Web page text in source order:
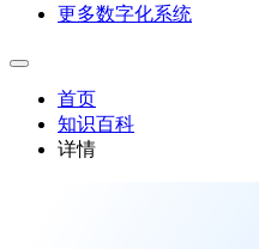
更多数字化系统
首页
知识百科
详情